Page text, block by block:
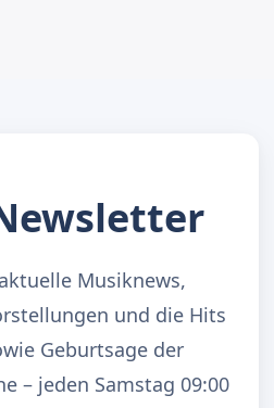
Musiknews,
und die Hits
Geburtsage der
– jeden Samstag 09:00